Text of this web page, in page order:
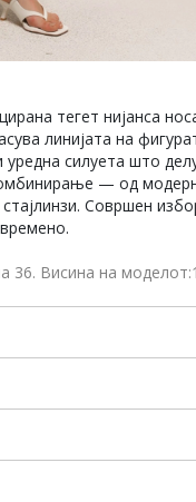
тегет нијанса
линијата на
уредна силуета што
— од
Совршен
36. Висина на